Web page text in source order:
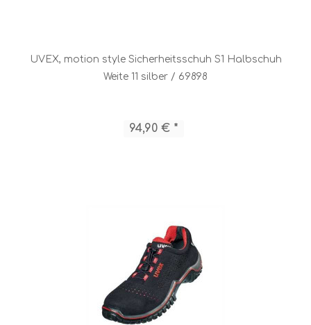
UVEX, motion style Sicherheitsschuh S1 Halbschuh
Weite 11 silber / 69898
94,90 € *